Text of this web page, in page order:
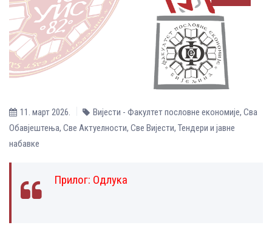
11. март 2026. Вијести - Факултет пословне економије, Сва
Обавјештења, Све Aктуелности, Све Вијести, Тендери и јавне
набавке
Прилог: Одлука